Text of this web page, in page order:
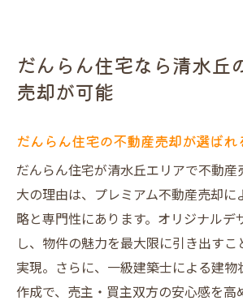
だんらん住宅なら清水丘
売却が可能
だんらん住宅の不動産売却が選ばれ
だんらん住宅が清水丘エリアで不動
大の理由は、プレミアム不動産売却
略と専門性にあります。オリジナルデ
し、物件の魅力を最大限に引き出すこ
実現。さらに、一級建築士による建
作成で、売主・買主双方の安心感を高